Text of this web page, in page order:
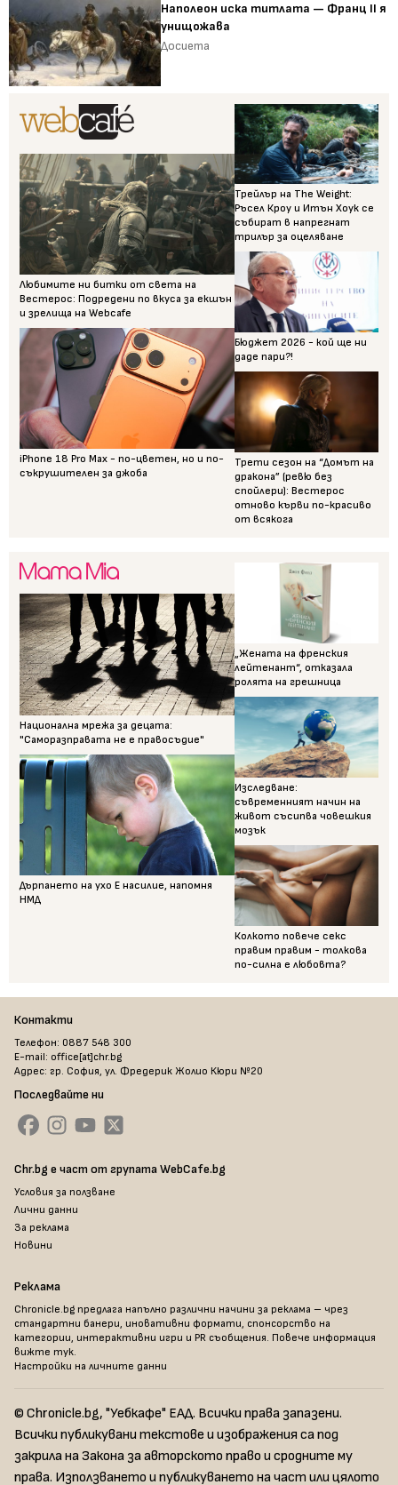
Наполеон иска титлата — Франц II я
унищожава
Досиета
Любимите ни битки от света на
Вестерос: Подредени по вкуса за екшън
и зрелища на Webcafe
iPhone 18 Pro Max - по-цветен, но и по-
съкрушителен за джоба
Трейлър на The Weight:
Ръсел Кроу и Итън Хоук се
събират в напрегнат
трилър за оцеляване
Бюджет 2026 - кой ще ни
даде пари?!
Трети сезон на “Домът на
дракона” (ревю без
спойлери): Вестерос
отново кърви по-красиво
от всякога
Национална мрежа за децата:
"Саморазправата не е правосъдие"
Дърпането на ухо Е насилие, напомня
НМД
„Жената на френския
лейтенант“, отказала
ролята на грешница
Изследване:
съвременният начин на
живот съсипва човешкия
мозък
Колкото повече секс
правим правим - толкова
по-силна е любовта?
Контакти
Телефон: 0887 548 300
E-mail: office[at]chr.bg
Адрес: гр. София, ул. Фредерик Жолио Кюри №20
Последвайте ни
Chr.bg е част от групата WebCafe.bg
Условия за ползване
Лични данни
За реклама
Новини
Реклама
Chronicle.bg предлага напълно различни начини за реклама – чрез
стандартни банери, иновативни формати, спонсорство на
категории, интерактивни игри и PR съобщения. Повече информация
вижте тук.
Настройки на личните данни
© Chronicle.bg, "Уебкафе" ЕАД. Всички права запазени.
Всички публикувани текстове и изображения са под
закрила на Закона за авторското право и сродните му
права. Използването и публикуването на част или цялото